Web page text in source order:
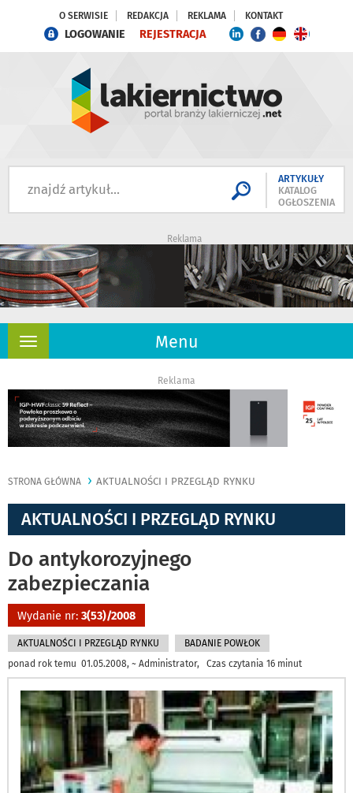
O SERWISIE REDAKCJA REKLAMA KONTAKT
LOGOWANIE REJESTRACJA
ARTYKUŁY
KATALOG
OGŁOSZENIA
Reklama
Menu
Rozwiń
Reklama
STRONA GŁÓWNA AKTUALNOŚCI I PRZEGLĄD RYNKU
AKTUALNOŚCI I PRZEGLĄD RYNKU
Do antykorozyjnego
zabezpieczania
Wydanie nr: 3(53)/2008
AKTUALNOŚCI I PRZEGLĄD RYNKU
BADANIE POWŁOK
ponad rok temu 01.05.2008, ~ Administrator, Czas czytania 16 minut